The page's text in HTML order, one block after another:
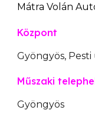
Mátra Volán
Központ
Gyöngyös, Pesti
Műszaki
Gyöngyös